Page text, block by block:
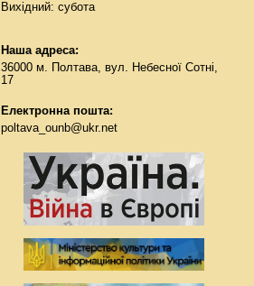
Вихідний: субота
Наша адреса:
36000 м. Полтава, вул. Небесної Сотні,
17
Електронна пошта:
poltava_ounb@ukr.net